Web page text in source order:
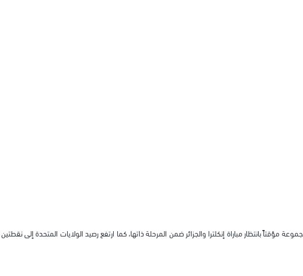
مؤقتاً بانتظار مباراة إنكلترا والجزائر ضمن المرحلة ذاتها، كما ارتفع رصيد الولايات المتحدة إلى نقطتين